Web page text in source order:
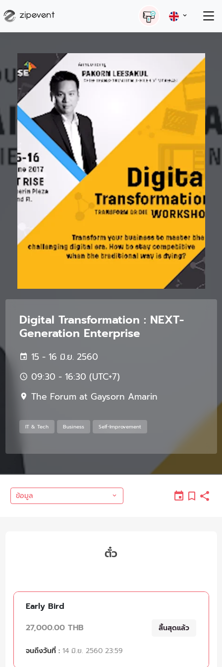
Digital Transformation : NEXT-
Generation Enterprise
15 - 16 มิ.ย. 2560
09:30 - 16:30 (UTC+7)
The Forum at Gaysorn Amarin
IT & Tech Business Self-Improvement
ข้อมูล
ตั๋ว
Early Bird
27,000.00 THB
สิ้นสุดแล้ว
จนถึงวันที่ : 14 มิ.ย. 2560 23:59